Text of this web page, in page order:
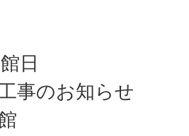
日
事のお知らせ